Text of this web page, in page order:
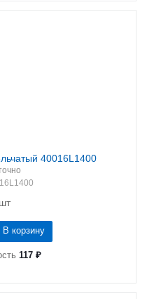
40016L1400
В корзину
117 ₽